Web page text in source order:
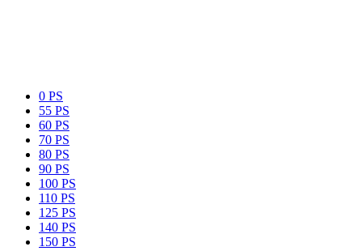
0 PS
55 PS
60 PS
70 PS
80 PS
90 PS
100 PS
110 PS
125 PS
140 PS
150 PS